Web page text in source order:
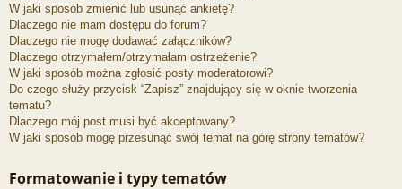
W jaki sposób zmienić lub usunąć ankietę?
Dlaczego nie mam dostępu do forum?
Dlaczego nie mogę dodawać załączników?
Dlaczego otrzymałem/otrzymałam ostrzeżenie?
W jaki sposób można zgłosić posty moderatorowi?
Do czego służy przycisk “Zapisz” znajdujący się w oknie tworzenia
tematu?
Dlaczego mój post musi być akceptowany?
W jaki sposób mogę przesunąć swój temat na górę strony tematów?
Formatowanie i typy tematów